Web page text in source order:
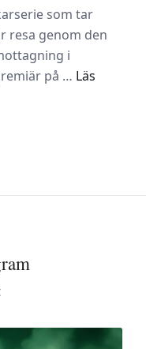
som tar
resa genom den
i
på … Läs